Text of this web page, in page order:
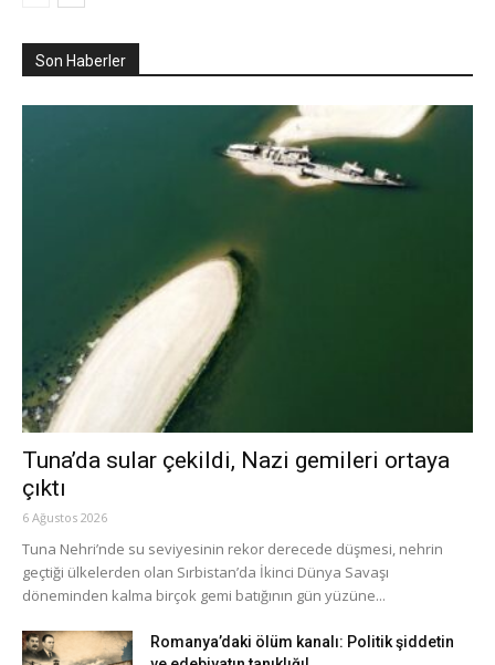
Son Haberler
Tuna’da sular çekildi, Nazi gemileri ortaya
çıktı
6 Ağustos 2026
Tuna Nehri’nde su seviyesinin rekor derecede düşmesi, nehrin
geçtiği ülkelerden olan Sırbistan’da İkinci Dünya Savaşı
döneminden kalma birçok gemi batığının gün yüzüne...
Romanya’daki ölüm kanalı: Politik şiddetin